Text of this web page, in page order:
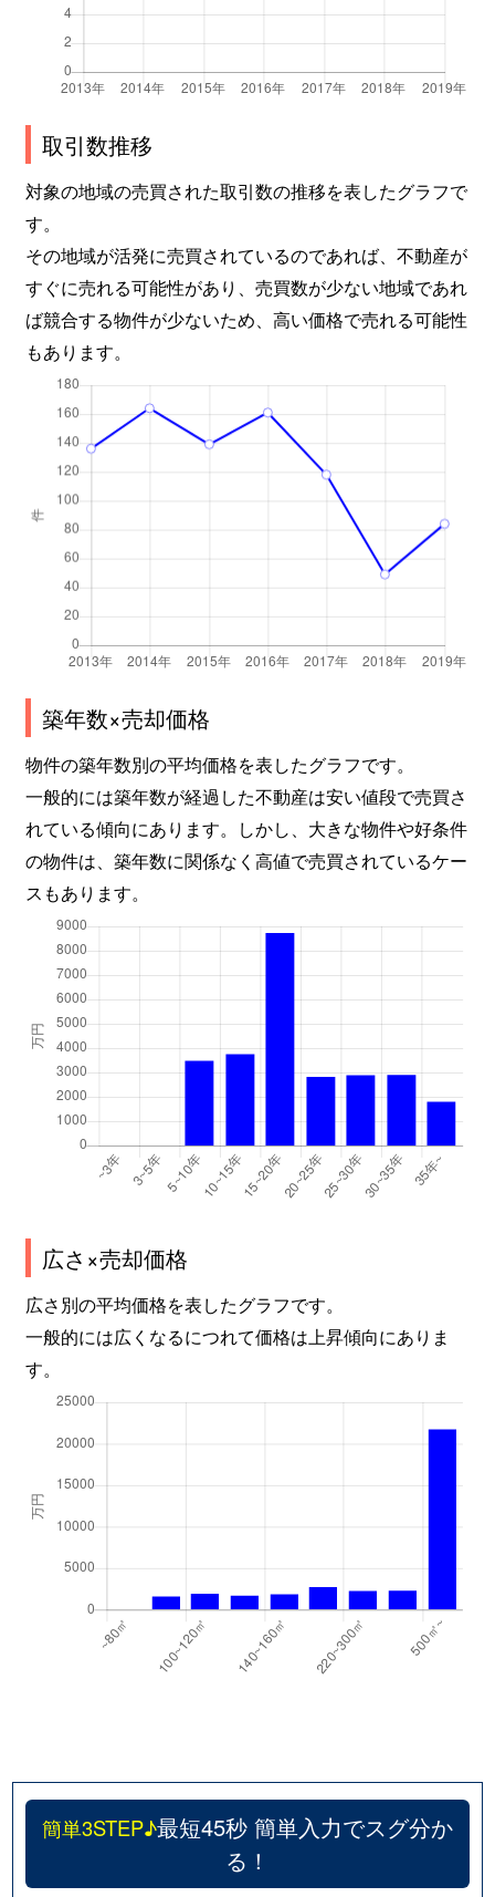
取引数推移
対象の地域の売買された取引数の推移を表したグラフで
す。
その地域が活発に売買されているのであれば、不動産が
すぐに売れる可能性があり、売買数が少ない地域であれ
ば競合する物件が少ないため、高い価格で売れる可能性
もあります。
築年数×売却価格
物件の築年数別の平均価格を表したグラフです。
一般的には築年数が経過した不動産は安い値段で売買さ
れている傾向にあります。しかし、大きな物件や好条件
の物件は、築年数に関係なく高値で売買されているケー
スもあります。
広さ×売却価格
広さ別の平均価格を表したグラフです。
一般的には広くなるにつれて価格は上昇傾向にありま
す。
簡単3STEP♪最短45秒 簡単入力でスグ分か
る！